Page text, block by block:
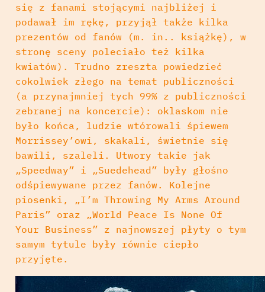
się z fanami stojącymi najbliżej i
podawał im rękę, przyjął także kilka
prezentów od fanów (m. in.. książkę), w
stronę sceny poleciało też kilka
kwiatów). Trudno zreszta powiedzieć
cokolwiek złego na temat publiczności
(a przynajmniej tych 99% z publiczności
zebranej na koncercie): oklaskom nie
było końca, ludzie wtórowali śpiewem
Morrissey’owi, skakali, świetnie się
bawili, szaleli. Utwory takie jak
„Speedway” i „Suedehead” były głośno
odśpiewywane przez fanów. Kolejne
piosenki, „I’m Throwing My Arms Around
Paris” oraz „World Peace Is None Of
Your Business” z najnowszej płyty o tym
samym tytule były równie ciepło
przyjęte.